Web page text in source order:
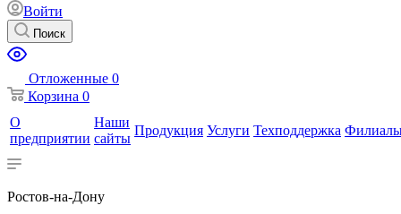
Войти
Поиск
Отложенные 0
Корзина 0
О
предприятии
Наши
сайты
Продукция Услуги Техподдержка
Ростов-на-Дону